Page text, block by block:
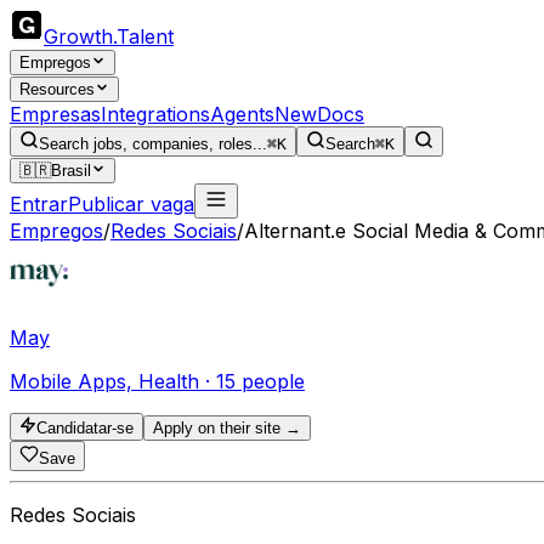
Growth.Talent
Empregos
Resources
EmpresasIntegrationsAgentsNewDocs
Search jobs, companies, roles...⌘K Search⌘K
🇧🇷Brasil
EntrarPublicar vaga
Empregos/Redes Sociais/Alternant.e Social Media &
May
Mobile Apps, Health · 15 people
Candidatar-se
Apply on their site →
Save
Redes Sociais